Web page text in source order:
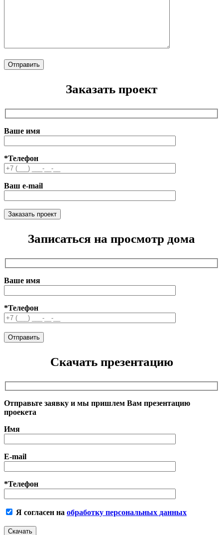
Заказать проект
Ваше имя
*Телефон
Ваш e-mail
Записаться на просмотр дома
Ваше имя
*Телефон
Скачать презентацию
Отправьте заявку и мы пришлем Вам презентацию
проекета
Имя
E-mail
*Телефон
Я согласен на обработку персональных данных